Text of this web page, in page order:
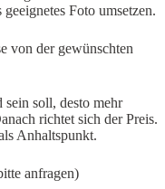
Foto umsetzen.
von der gewünschten
soll, desto mehr
richtet sich der Preis.
Anhaltspunkt.
anfragen)